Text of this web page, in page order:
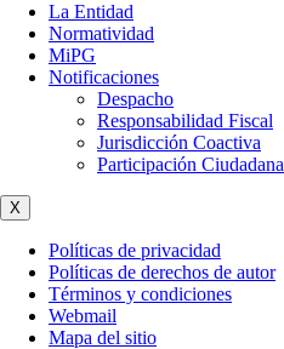
La Entidad
Normatividad
MiPG
Notificaciones
Despacho
Responsabilidad Fiscal
Jurisdicción Coactiva
Participación Ciudadana
X
Políticas de privacidad
Políticas de derechos de autor
Términos y condiciones
Webmail
Mapa del sitio